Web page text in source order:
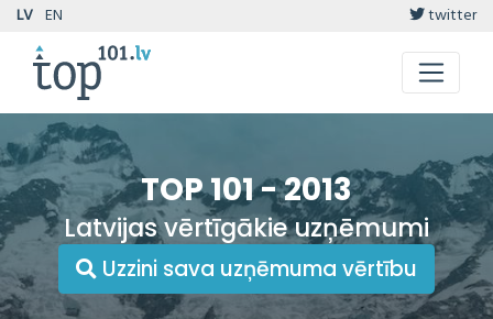
LV EN twitter
TOP 101 - 2013
Latvijas vērtīgākie uzņēmumi
Uzzini sava uzņēmuma vērtību